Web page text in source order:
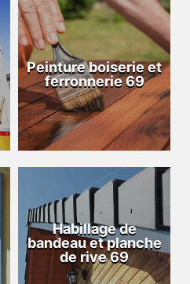
Peinture boiserie et
ferronnerie 69
Habillage de
bandeau et planche
de rive 69